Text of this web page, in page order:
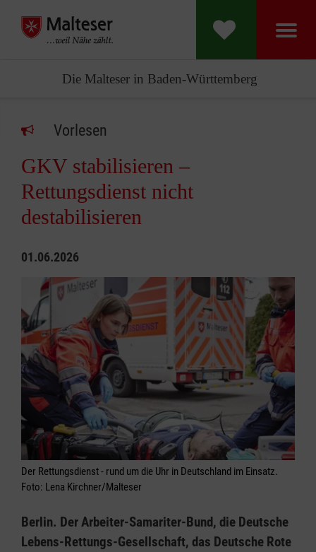
Die Malteser in Baden-Württemberg
Vorlesen
GKV stabilisieren –
Rettungsdienst nicht
destabilisieren
01.06.2026
Der Rettungsdienst - rund um die Uhr in Deutschland im Einsatz.
Foto: Lena Kirchner/Malteser
Berlin. Der Arbeiter-Samariter-Bund, die Deutsche
Lebens-Rettungs-Gesellschaft, das Deutsche Rote